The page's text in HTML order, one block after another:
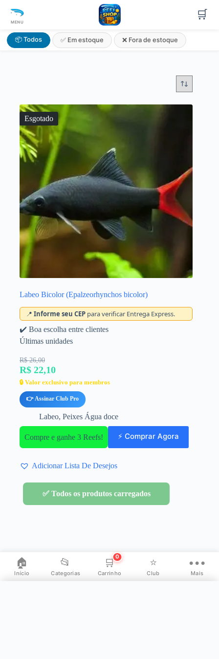
MENU
🛒
🏠
Início
📂
Categorias
🛒
Carrinho
0 ⭐
Club
•••
Mais
📦 Todos ✅ Em estoque ❌ Fora de estoque
Esgotado
Labeo Bicolor (Epalzeorhynchos bicolor)
📍 Informe seu CEP para verificar Entrega Express.
✔️ Boa escolha entre clientes
Últimas unidades
R$ 26,00
R$ 22,10
🔒 Valor exclusivo para membros
👉 Assinar Club Pro
Labeo, Peixes Água doce
Compre e ganhe 3 Reefs! ⚡ Comprar Agora
Adicionar Lista De Desejos
✅ Todos os produtos carregados